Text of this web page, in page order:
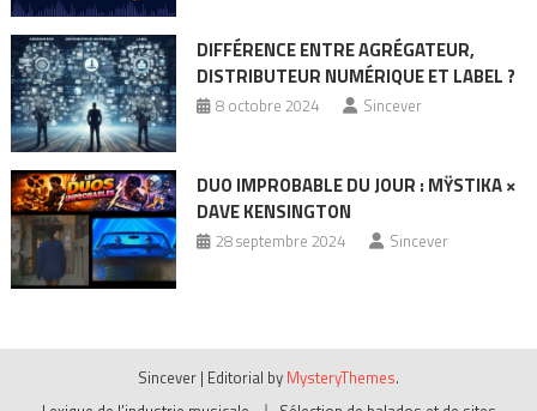
DIFFÉRENCE ENTRE AGRÉGATEUR,
DISTRIBUTEUR NUMÉRIQUE ET LABEL ?
8 octobre 2024 Sincever
DUO IMPROBABLE DU JOUR : MŸSTIKA ×
DAVE KENSINGTON
28 septembre 2024 Sincever
Sincever | Editorial by MysteryThemes.